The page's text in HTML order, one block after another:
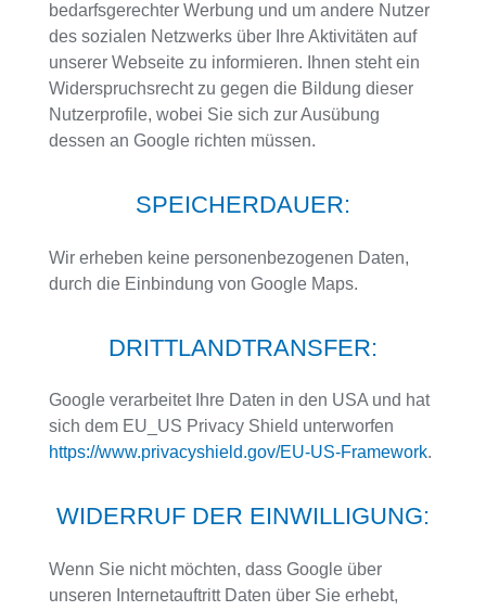
bedarfsgerechter Werbung und um andere Nutzer
des sozialen Netzwerks über Ihre Aktivitäten auf
unserer Webseite zu informieren. Ihnen steht ein
Widerspruchsrecht zu gegen die Bildung dieser
Nutzerprofile, wobei Sie sich zur Ausübung
dessen an Google richten müssen.
SPEICHERDAUER:
Wir erheben keine personenbezogenen Daten,
durch die Einbindung von Google Maps.
DRITTLANDTRANSFER:
Google verarbeitet Ihre Daten in den USA und hat
sich dem EU_US Privacy Shield unterworfen
https://www.privacyshield.gov/EU-US-Framework.
WIDERRUF DER EINWILLIGUNG:
Wenn Sie nicht möchten, dass Google über
unseren Internetauftritt Daten über Sie erhebt,